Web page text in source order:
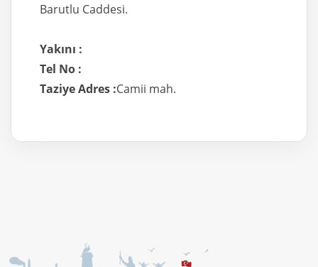
Barutlu Caddesi.
Yakını :
Tel No :
Taziye Adres :Camii mah.